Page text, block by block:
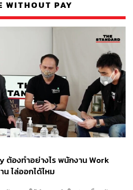
WITHOUT PAY
ต้องทำอย่างไร พนักงาน Work
ไล่ออกได้ไหม